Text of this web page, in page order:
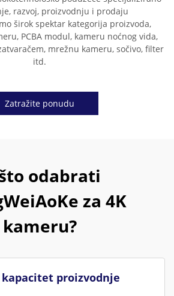
razvoj, proizvodnju i prodaju
širok spektar kategorija proizvoda,
PCBA modul, kameru noćnog vida,
mrežnu kameru, sočivo, filter
itd.
Zatražite ponudu
odabrati
za 4K
kameru?
kapacitet proizvodnje